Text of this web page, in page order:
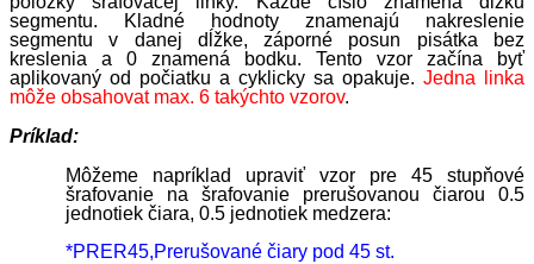
segmentu. Kladné hodnoty znamenajú nakreslenie
segmentu v danej dĺžke, záporné posun pisátka bez
kreslenia a 0 znamená bodku. Tento vzor začína byť
aplikovaný od počiatku a cyklicky sa opakuje. Jedna linka
môže obsahovat max. 6 takýchto vzorov.
Príklad:
Môžeme napríklad upraviť vzor pre 45 stupňové
šrafovanie na šrafovanie prerušovanou čiarou 0.5
jednotiek čiara, 0.5 jednotiek medzera:
*PRER45,Prerušované čiary pod 45 st.